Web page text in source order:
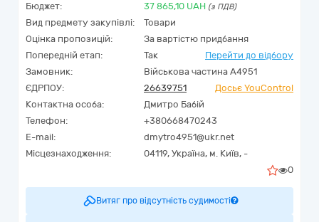
Бюджет: 37 865,10 UAH (з ПДВ)
Вид предмету закупівлі:
Товари
Оцінка пропозицій:
За вартістю придбання
Попередній етап:
Так
Перейти до відбору
Замовник:
Військова частина А4951
ЄДРПОУ:
26639751
Досьє YouControl
Контактна особа:
Дмитро Бабій
Телефон:
+380668470243
E-mail:
dmytro4951@ukr.net
Місцезнаходження:
04119, Україна, м. Київ, -
0
Витяг про відсутність судимості